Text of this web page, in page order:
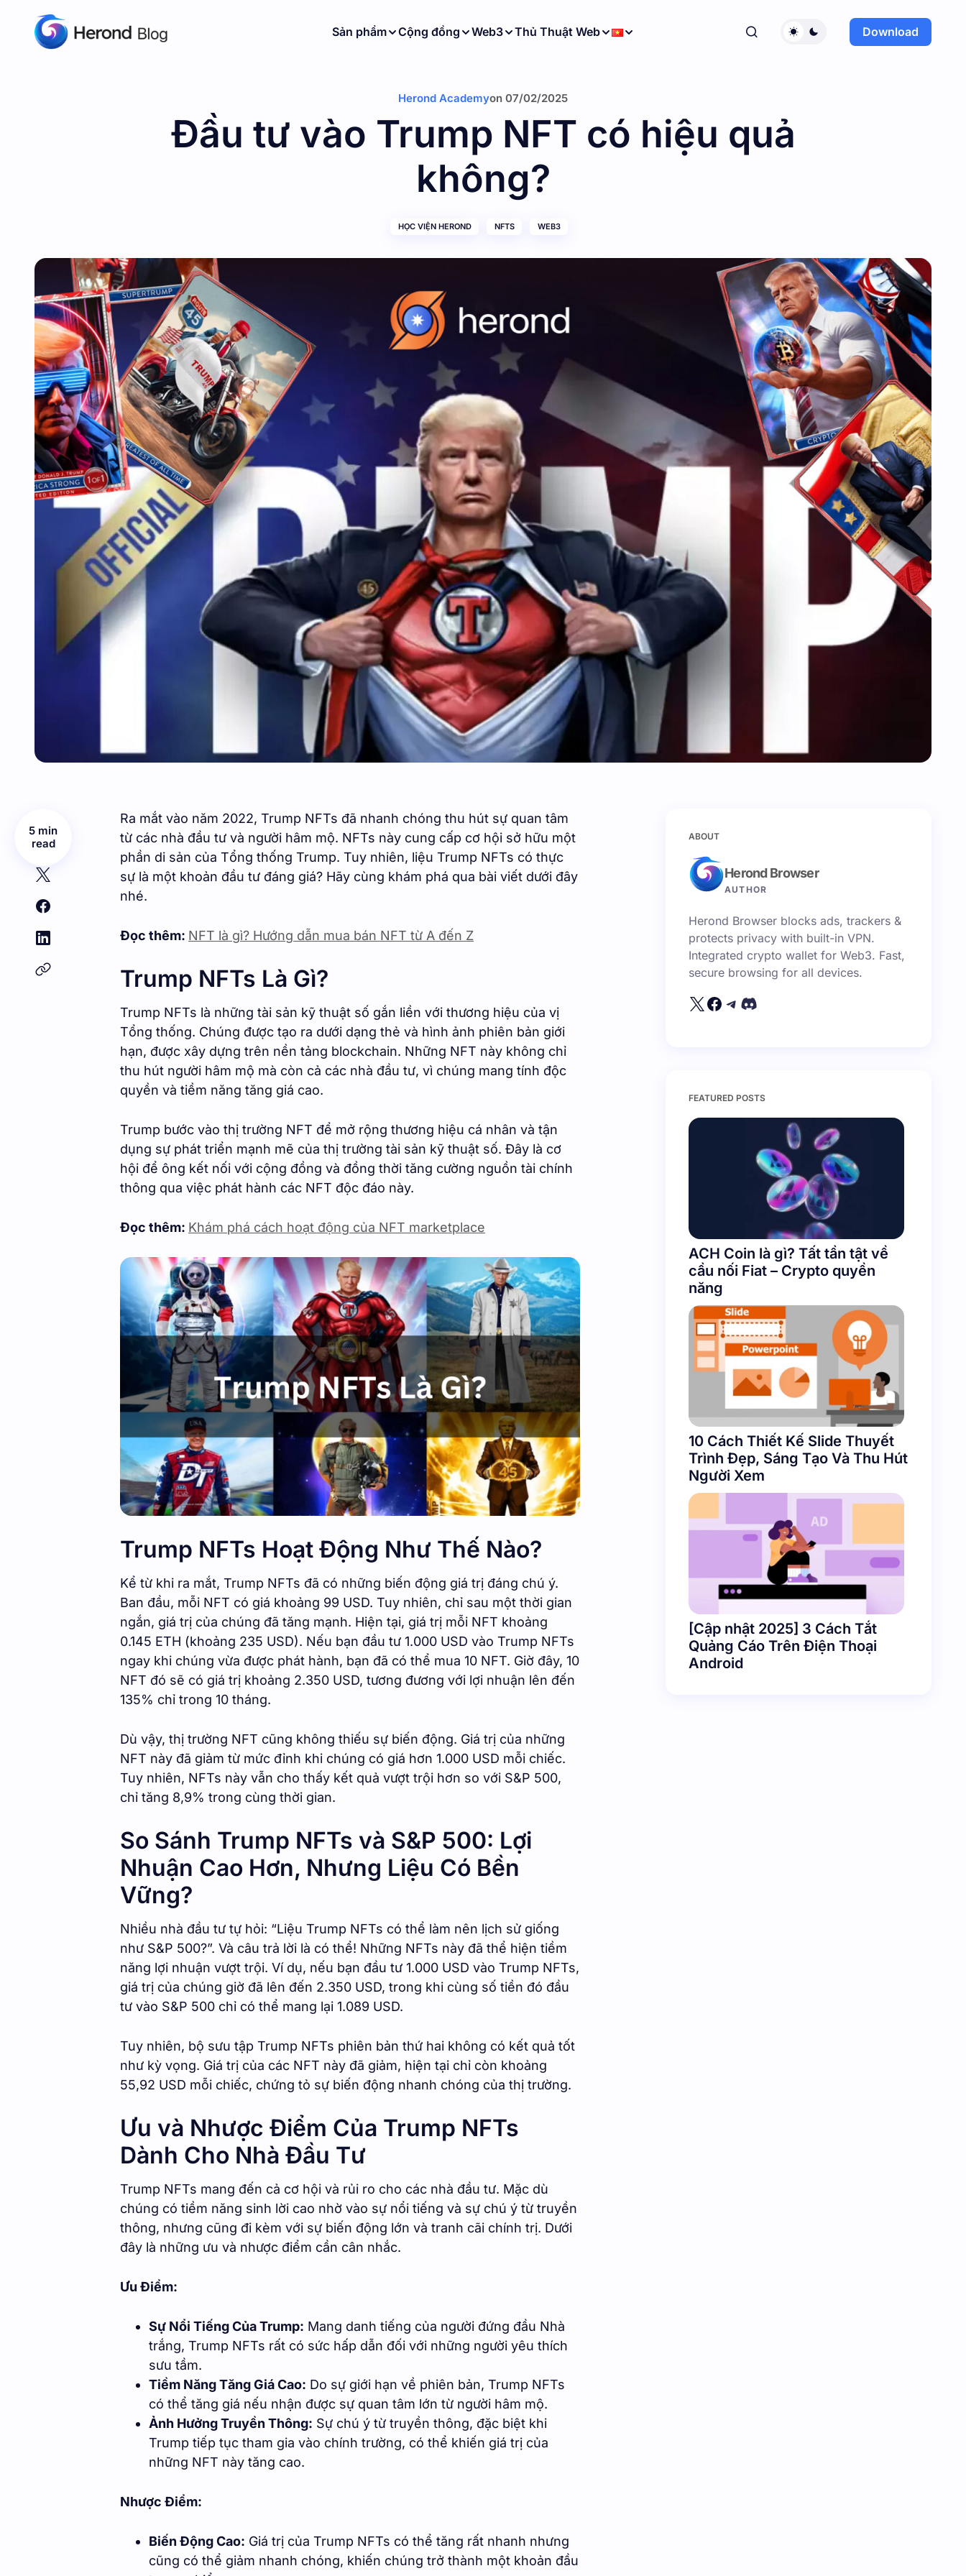
Sản phẩm Cộng đồng Web3 Thủ Thuật Web Download
Herond Academyon 07/02/2025
Đầu tư vào Trump NFT có hiệu quả
không?
HỌC VIỆN HEROND NFTS WEB3
5 min
read
Ra mắt vào năm 2022, Trump NFTs đã nhanh chóng thu hút sự quan tâm
từ các nhà đầu tư và người hâm mộ. NFTs này cung cấp cơ hội sở hữu một
phần di sản của Tổng thống Trump. Tuy nhiên, liệu Trump NFTs có thực
sự là một khoản đầu tư đáng giá? Hãy cùng khám phá qua bài viết dưới đây
nhé.
Đọc thêm: NFT là gì? Hướng dẫn mua bán NFT từ A đến Z
Trump NFTs Là Gì?
Trump NFTs là những tài sản kỹ thuật số gắn liền với thương hiệu của vị
Tổng thống. Chúng được tạo ra dưới dạng thẻ và hình ảnh phiên bản giới
hạn, được xây dựng trên nền tảng blockchain. Những NFT này không chỉ
thu hút người hâm mộ mà còn cả các nhà đầu tư, vì chúng mang tính độc
quyền và tiềm năng tăng giá cao.
Trump bước vào thị trường NFT để mở rộng thương hiệu cá nhân và tận
dụng sự phát triển mạnh mẽ của thị trường tài sản kỹ thuật số. Đây là cơ
hội để ông kết nối với cộng đồng và đồng thời tăng cường nguồn tài chính
thông qua việc phát hành các NFT độc đáo này.
Đọc thêm: Khám phá cách hoạt động của NFT marketplace
Trump NFTs Hoạt Động Như Thế Nào?
Kể từ khi ra mắt, Trump NFTs đã có những biến động giá trị đáng chú ý.
Ban đầu, mỗi NFT có giá khoảng 99 USD. Tuy nhiên, chỉ sau một thời gian
ngắn, giá trị của chúng đã tăng mạnh. Hiện tại, giá trị mỗi NFT khoảng
0.145 ETH (khoảng 235 USD). Nếu bạn đầu tư 1.000 USD vào Trump NFTs
ngay khi chúng vừa được phát hành, bạn đã có thể mua 10 NFT. Giờ đây, 10
NFT đó sẽ có giá trị khoảng 2.350 USD, tương đương với lợi nhuận lên đến
135% chỉ trong 10 tháng.
Dù vậy, thị trường NFT cũng không thiếu sự biến động. Giá trị của những
NFT này đã giảm từ mức đỉnh khi chúng có giá hơn 1.000 USD mỗi chiếc.
Tuy nhiên, NFTs này vẫn cho thấy kết quả vượt trội hơn so với S&P 500,
chỉ tăng 8,9% trong cùng thời gian.
So Sánh Trump NFTs và S&P 500: Lợi
Nhuận Cao Hơn, Nhưng Liệu Có Bền
Vững?
Nhiều nhà đầu tư tự hỏi: “Liệu Trump NFTs có thể làm nên lịch sử giống
như S&P 500?”. Và câu trả lời là có thể! Những NFTs này đã thể hiện tiềm
năng lợi nhuận vượt trội. Ví dụ, nếu bạn đầu tư 1.000 USD vào Trump NFTs,
giá trị của chúng giờ đã lên đến 2.350 USD, trong khi cùng số tiền đó đầu
tư vào S&P 500 chỉ có thể mang lại 1.089 USD.
Tuy nhiên, bộ sưu tập Trump NFTs phiên bản thứ hai không có kết quả tốt
như kỳ vọng. Giá trị của các NFT này đã giảm, hiện tại chỉ còn khoảng
55,92 USD mỗi chiếc, chứng tỏ sự biến động nhanh chóng của thị trường.
Ưu và Nhược Điểm Của Trump NFTs
Dành Cho Nhà Đầu Tư
Trump NFTs mang đến cả cơ hội và rủi ro cho các nhà đầu tư. Mặc dù
chúng có tiềm năng sinh lời cao nhờ vào sự nổi tiếng và sự chú ý từ truyền
thông, nhưng cũng đi kèm với sự biến động lớn và tranh cãi chính trị. Dưới
đây là những ưu và nhược điểm cần cân nhắc.
Ưu Điểm:
Sự Nổi Tiếng Của Trump: Mang danh tiếng của người đứng đầu Nhà
trắng, Trump NFTs rất có sức hấp dẫn đối với những người yêu thích
sưu tầm.
Tiềm Năng Tăng Giá Cao: Do sự giới hạn về phiên bản, Trump NFTs
có thể tăng giá nếu nhận được sự quan tâm lớn từ người hâm mộ.
Ảnh Hưởng Truyền Thông: Sự chú ý từ truyền thông, đặc biệt khi
Trump tiếp tục tham gia vào chính trường, có thể khiến giá trị của
những NFT này tăng cao.
Nhược Điểm:
Biến Động Cao: Giá trị của Trump NFTs có thể tăng rất nhanh nhưng
cũng có thể giảm nhanh chóng, khiến chúng trở thành một khoản đầu
ABOUT
Herond Browser
AUTHOR
Herond Browser blocks ads, trackers &
protects privacy with built-in VPN.
Integrated crypto wallet for Web3. Fast,
secure browsing for all devices.
FEATURED POSTS
ACH Coin là gì? Tất tần tật về
cầu nối Fiat – Crypto quyền
năng
10 Cách Thiết Kế Slide Thuyết
Trình Đẹp, Sáng Tạo Và Thu Hút
Người Xem
[Cập nhật 2025] 3 Cách Tắt
Quảng Cáo Trên Điện Thoại
Android